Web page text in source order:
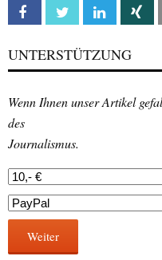
Facebook Twitter Linkedin
UNTERSTÜTZUNG
Wenn Ihnen unser Artikel
des
Journalismus.
Weiter